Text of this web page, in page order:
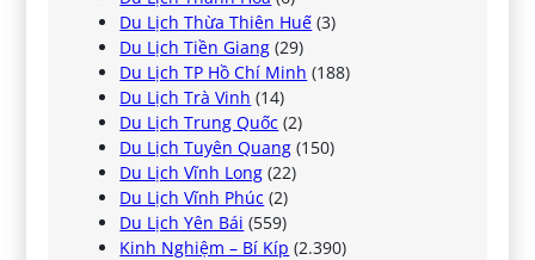
Du Lịch Thừa Thiên Huế (3)
Du Lịch Tiền Giang (29)
Du Lịch TP Hồ Chí Minh (188)
Du Lịch Trà Vinh (14)
Du Lịch Trung Quốc (2)
Du Lịch Tuyên Quang (150)
Du Lịch Vĩnh Long (22)
Du Lịch Vĩnh Phúc (2)
Du Lịch Yên Bái (559)
Kinh Nghiệm – Bí Kíp (2.390)